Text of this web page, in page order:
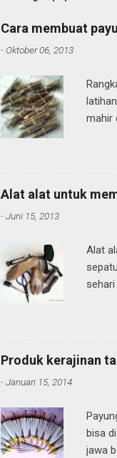
Cara membuat
-Oktober 06, 2013
mahir
atau
bah...
Alat alat untuk
-Juni 15, 2013
Alat
Nah
Produk kerajinan
-Januari 15, 2014
bisa
jawa